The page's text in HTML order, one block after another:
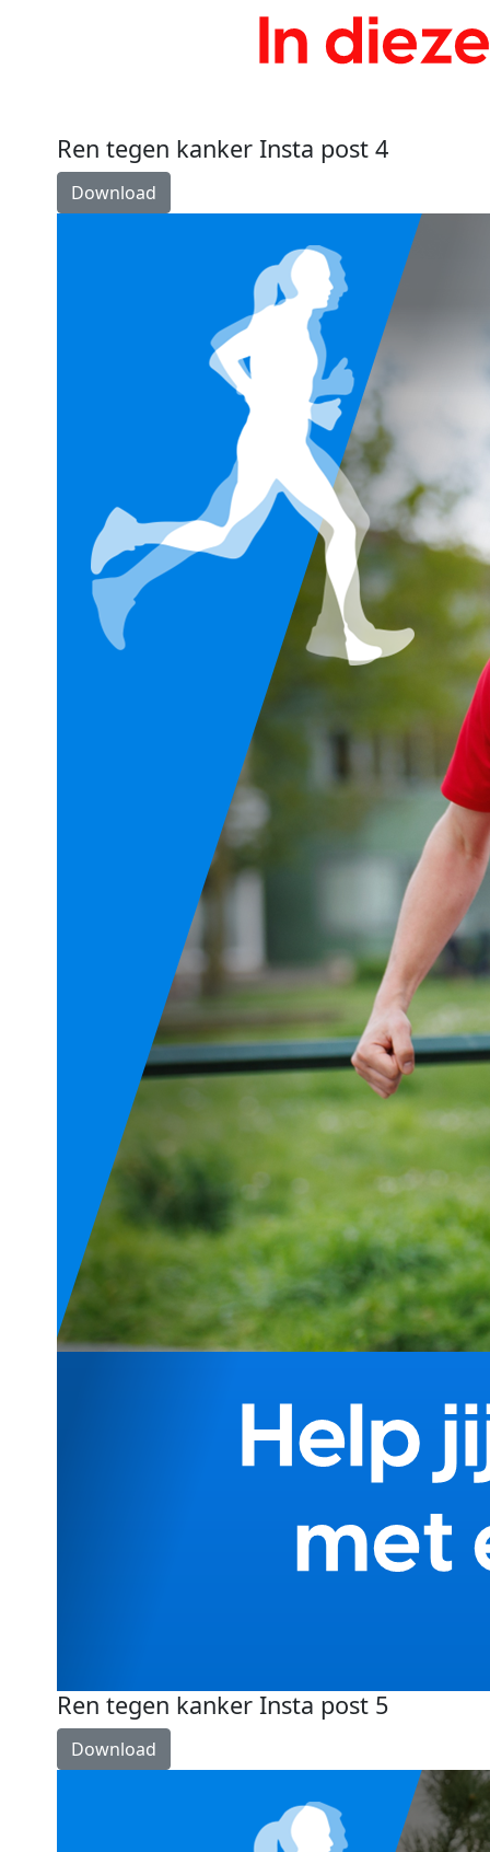
Ren tegen kanker Insta post 4
Download
Ren tegen kanker Insta post 5
Download